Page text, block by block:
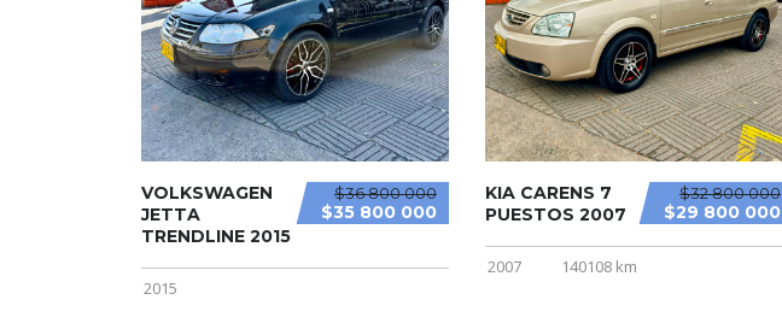
$36 800 000
$35 800 000
VOLKSWAGEN
JETTA
TRENDLINE 2015
2015
$32 800 000
$29 800 000
KIA CARENS 7
PUESTOS 2007
2007 140108 km